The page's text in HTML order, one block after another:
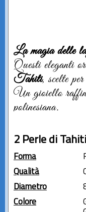
La magia delle
Questi eleganti
Tahiti, scelte
Un gioiello
polinesiana.
2 Perle di Tahiti
Forma
Qualità
Diametro
Colore